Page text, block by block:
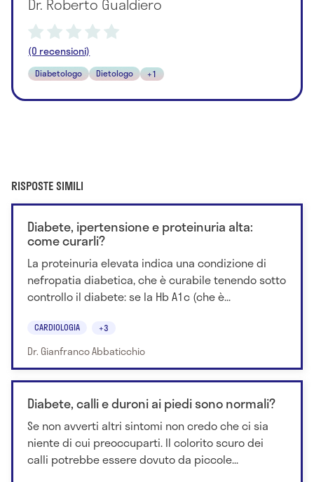
(0 recensioni)
Diabetologo Dietologo +1
RISPOSTE SIMILI
Diabete, ipertensione e proteinuria alta:
come curarli?
La proteinuria elevata indica una condizione di
nefropatia diabetica, che è curabile tenendo sotto
controllo il diabete: se la Hb A1c (che è...
CARDIOLOGIA +3
Dr. Gianfranco Abbaticchio
Diabete, calli e duroni ai piedi sono normali?
Se non avverti altri sintomi non credo che ci sia
niente di cui preoccuparti. Il colorito scuro dei
calli potrebbe essere dovuto da piccole...